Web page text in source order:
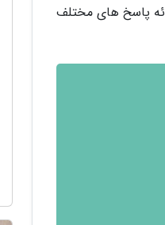
پاسخ های مختلف